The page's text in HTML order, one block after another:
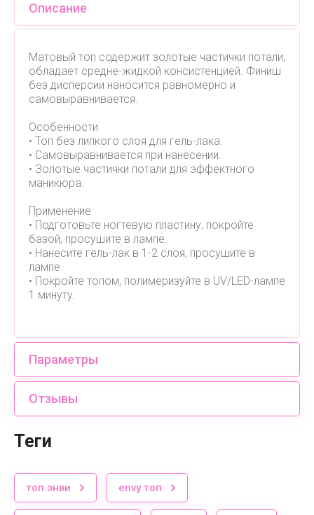
Описание
Матовый топ содержит золотые частички потали,
обладает средне-жидкой консистенцией. Финиш
без дисперсии наносится равномерно и
самовыравнивается.
Особенности
• Топ без липкого слоя для гель-лака.
• Самовыравнивается при нанесении.
• Золотые частички потали для эффектного
маникюра.
Применение
• Подготовьте ногтевую пластину, покройте
базой, просушите в лампе.
• Нанесите гель-лак в 1-2 слоя, просушите в
лампе.
• Покройте топом, полимеризуйте в UV/LED-лампе
1 минуту.
Параметры
Отзывы
теги
топ энви envy топ